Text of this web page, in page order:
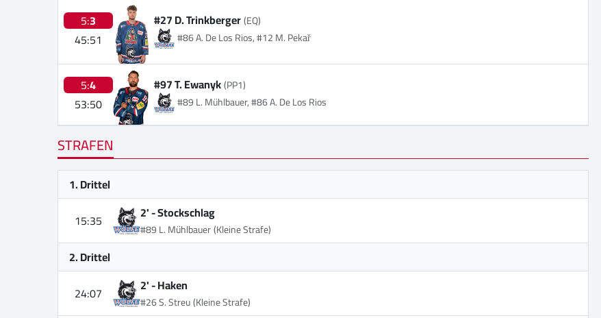
5:3
45:51
#27 D. Trinkberger(EQ)
#86 A. De Los Rios, #12 M. Pekař
5:4
53:50
#97 T. Ewanyk(PP1)
#89 L. Mühlbauer, #86 A. De Los Rios
STRAFEN
1. Drittel
15:35
2' -Stockschlag
#89 L. Mühlbauer(Kleine Strafe)
2. Drittel
24:07
2' -Haken
#26 S. Streu(Kleine Strafe)